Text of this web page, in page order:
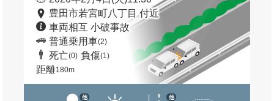
豊田市若宮町八丁目 付近
車両相互 小破事故
普通乗用車(2)
死亡(0) 負傷(1)
距離180m
他 他